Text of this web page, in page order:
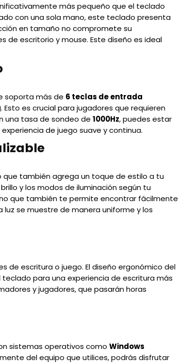
más pequeño que el teclado
con una sola mano, este teclado presenta
en tamaño no compromete su
de escritorio y mouse. Este diseño es ideal
soporta más de 6 teclas de entrada
. Esto es crucial para jugadores que requieren
una tasa de sondeo de 1000Hz, puedes estar
de juego suave y continua.
que también agrega un toque de estilo a tu
y los modos de iluminación según tu
que también te permite encontrar fácilmente
luz se muestre de manera uniforme y los
de escritura o juego. El diseño ergonómico del
para una experiencia de escritura más
y jugadores, que pasarán horas
sistemas operativos como Windows
del equipo que utilices, podrás disfrutar